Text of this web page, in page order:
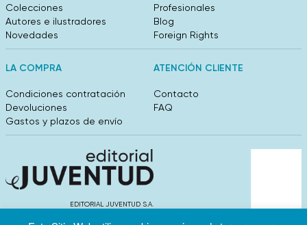
Colecciones
Autores e ilustradores
Novedades
Profesionales
Blog
Foreign Rights
LA COMPRA
Condiciones contratación
Devoluciones
Gastos y plazos de envío
ATENCIÓN CLIENTE
Contacto
FAQ
EDITORIAL JUVENTUD S.A.